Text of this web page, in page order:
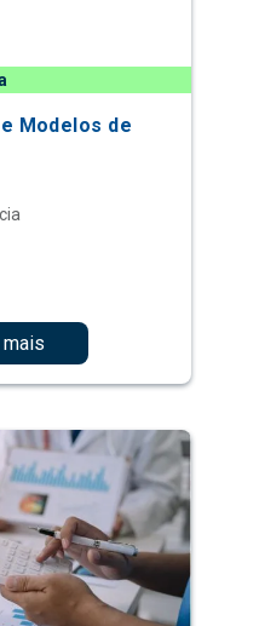
Modelos de